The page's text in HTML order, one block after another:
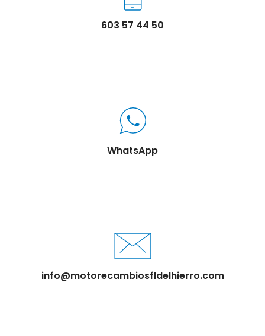
603 57 44 50
WhatsApp
info@motorecambiosfldelhierro.com